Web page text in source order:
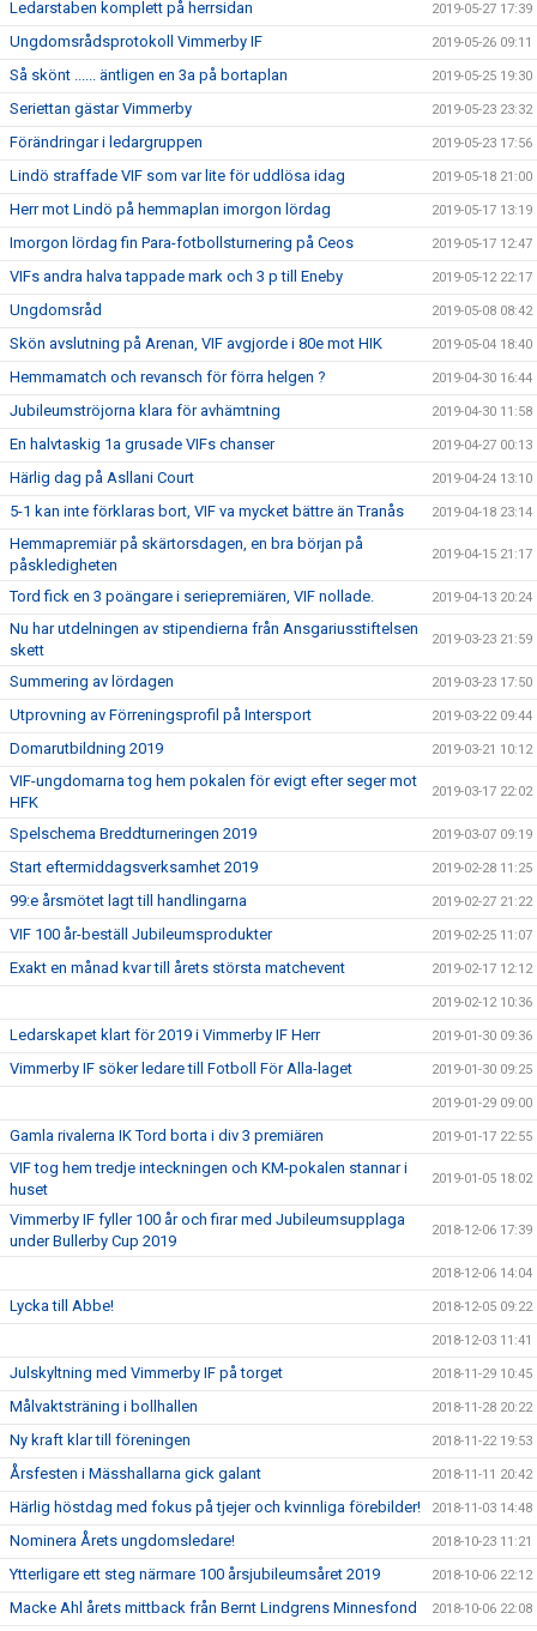
Ledarstaben komplett på herrsidan 2019-05-27 17:39
Ungdomsrådsprotokoll Vimmerby IF 2019-05-26 09:11
Så skönt ...... äntligen en 3a på bortaplan 2019-05-25 19:30
Seriettan gästar Vimmerby 2019-05-23 23:32
Förändringar i ledargruppen 2019-05-23 17:56
Lindö straffade VIF som var lite för uddlösa idag 2019-05-18 21:00
Herr mot Lindö på hemmaplan imorgon lördag 2019-05-17 13:19
Imorgon lördag fin Para-fotbollsturnering på Ceos 2019-05-17 12:47
VIFs andra halva tappade mark och 3 p till Eneby 2019-05-12 22:17
Ungdomsråd 2019-05-08 08:42
Skön avslutning på Arenan, VIF avgjorde i 80e mot HIK 2019-05-04 18:40
Hemmamatch och revansch för förra helgen ? 2019-04-30 16:44
Jubileumströjorna klara för avhämtning 2019-04-30 11:58
En halvtaskig 1a grusade VIFs chanser 2019-04-27 00:13
Härlig dag på Asllani Court 2019-04-24 13:10
5-1 kan inte förklaras bort, VIF va mycket bättre än Tranås 2019-04-18 23:14
Hemmapremiär på skärtorsdagen, en bra början på
påskledigheten
2019-04-15 21:17
Tord fick en 3 poängare i seriepremiären, VIF nollade. 2019-04-13 20:24
Nu har utdelningen av stipendierna från Ansgariusstiftelsen
skett
2019-03-23 21:59
Summering av lördagen 2019-03-23 17:50
Utprovning av Förreningsprofil på Intersport 2019-03-22 09:44
Domarutbildning 2019 2019-03-21 10:12
VIF-ungdomarna tog hem pokalen för evigt efter seger mot
HFK
2019-03-17 22:02
Spelschema Breddturneringen 2019 2019-03-07 09:19
Start eftermiddagsverksamhet 2019 2019-02-28 11:25
99:e årsmötet lagt till handlingarna 2019-02-27 21:22
VIF 100 år-beställ Jubileumsprodukter 2019-02-25 11:07
Exakt en månad kvar till årets största matchevent 2019-02-17 12:12
2019-02-12 10:36
Ledarskapet klart för 2019 i Vimmerby IF Herr 2019-01-30 09:36
Vimmerby IF söker ledare till Fotboll För Alla-laget 2019-01-30 09:25
2019-01-29 09:00
Gamla rivalerna IK Tord borta i div 3 premiären 2019-01-17 22:55
VIF tog hem tredje inteckningen och KM-pokalen stannar i
huset
2019-01-05 18:02
Vimmerby IF fyller 100 år och firar med Jubileumsupplaga
under Bullerby Cup 2019
2018-12-06 17:39
2018-12-06 14:04
Lycka till Abbe! 2018-12-05 09:22
2018-12-03 11:41
Julskyltning med Vimmerby IF på torget 2018-11-29 10:45
Målvaktsträning i bollhallen 2018-11-28 20:22
Ny kraft klar till föreningen 2018-11-22 19:53
Årsfesten i Mässhallarna gick galant 2018-11-11 20:42
Härlig höstdag med fokus på tjejer och kvinnliga förebilder! 2018-11-03 14:48
Nominera Årets ungdomsledare! 2018-10-23 11:21
Ytterligare ett steg närmare 100 årsjubileumsåret 2019 2018-10-06 22:12
Macke Ahl årets mittback från Bernt Lindgrens Minnesfond 2018-10-06 22:08